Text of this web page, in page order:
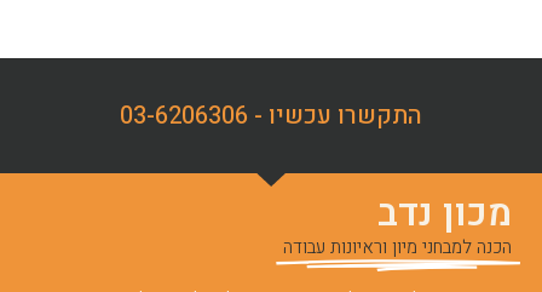
התקשרו עכשיו - 03-6206306
מכון נדב
הכנה למבחני מיון וראיונות עבודה